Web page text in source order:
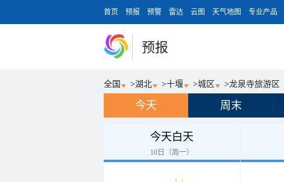
首页 预报 预警 雷达 云图 天气地图 专业产品
预报
全国 >湖北 >十堰 >城区 >龙泉寺旅游区
今天 周末
今天白天
10日（周一）